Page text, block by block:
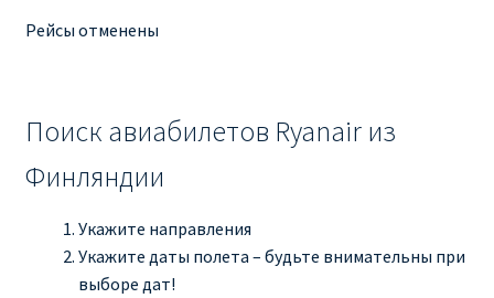
О сайте
Рейсы отменены
Поиск авиабилетов Ryanair из
Финляндии
Укажите направления
Укажите даты полета – будьте внимательны при
выборе дат!